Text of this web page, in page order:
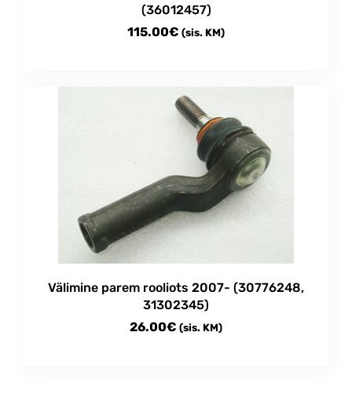
(36012457)
115.00€ (sis. KM)
Välimine parem rooliots 2007- (30776248,
31302345)
26.00€ (sis. KM)